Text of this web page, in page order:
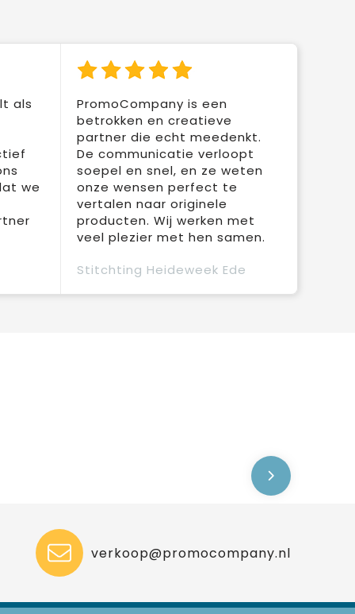
als
we
PromoCompany is een
betrokken en creatieve
partner die echt meedenkt.
De communicatie verloopt
soepel en snel, en ze weten
onze wensen perfect te
vertalen naar originele
producten. Wij werken met
veel plezier met hen samen.
Stitchting Heideweek Ede
verkoop@promocompany.nl